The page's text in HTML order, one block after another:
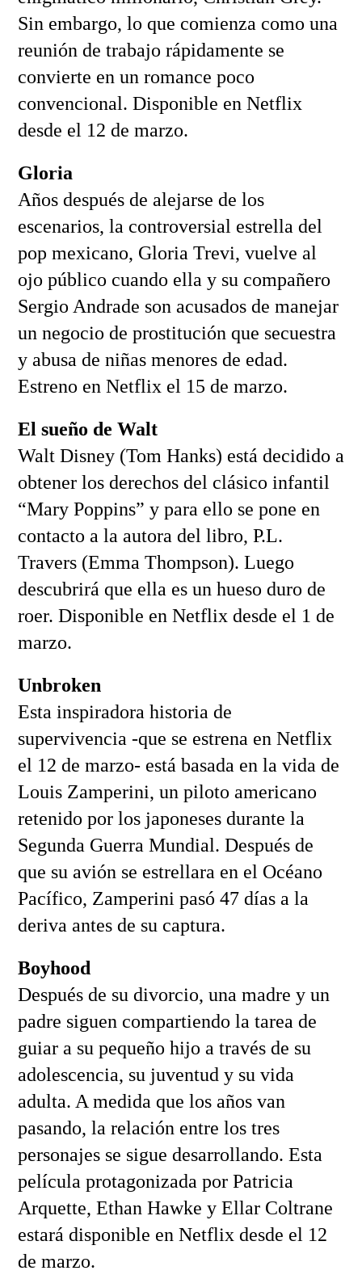
Sin embargo, lo que comienza como una
reunión de trabajo rápidamente se
convierte en un romance poco
convencional. Disponible en Netflix
desde el 12 de marzo.
Gloria
Años después de alejarse de los
escenarios, la controversial estrella del
pop mexicano, Gloria Trevi, vuelve al
ojo público cuando ella y su compañero
Sergio Andrade son acusados de manejar
un negocio de prostitución que secuestra
y abusa de niñas menores de edad.
Estreno en Netflix el 15 de marzo.
El sueño de Walt
Walt Disney (Tom Hanks) está decidido a
obtener los derechos del clásico infantil
“Mary Poppins” y para ello se pone en
contacto a la autora del libro, P.L.
Travers (Emma Thompson). Luego
descubrirá que ella es un hueso duro de
roer. Disponible en Netflix desde el 1 de
marzo.
Unbroken
Esta inspiradora historia de
supervivencia -que se estrena en Netflix
el 12 de marzo- está basada en la vida de
Louis Zamperini, un piloto americano
retenido por los japoneses durante la
Segunda Guerra Mundial. Después de
que su avión se estrellara en el Océano
Pacífico, Zamperini pasó 47 días a la
deriva antes de su captura.
Boyhood
Después de su divorcio, una madre y un
padre siguen compartiendo la tarea de
guiar a su pequeño hijo a través de su
adolescencia, su juventud y su vida
adulta. A medida que los años van
pasando, la relación entre los tres
personajes se sigue desarrollando. Esta
película protagonizada por Patricia
Arquette, Ethan Hawke y Ellar Coltrane
estará disponible en Netflix desde el 12
de marzo.